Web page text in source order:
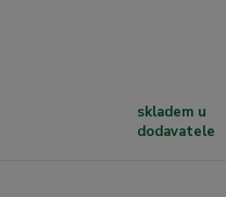
skladem u
dodavatele